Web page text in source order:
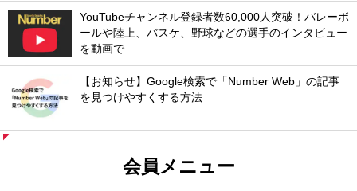
YouTubeチャンネル登録者数60,000人突破！バレーボ
ールや陸上、バスケ、野球などの選手のインタビュー
を動画で
【お知らせ】Google検索で「Number Web」の記事
を見つけやすくする方法
会員メニュー